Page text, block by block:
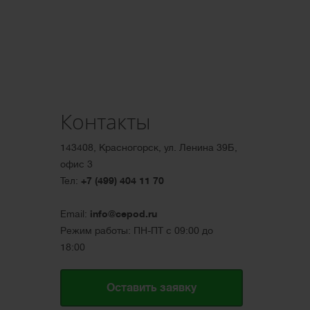
Контакты
143408, Красногорск, ул. Ленина 39Б,
офис 3
Тел: +7 (499) 404 11 70
Email: info@cepod.ru
Режим работы: ПН-ПТ с 09:00 до
18:00
Оставить заявку